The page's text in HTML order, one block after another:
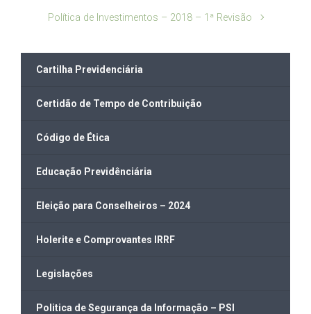
Política de Investimentos – 2018 – 1ª Revisão
Cartilha Previdenciária
Certidão de Tempo de Contribuição
Código de Ética
Educação Previdênciária
Eleição para Conselheiros – 2024
Holerite e Comprovantes IRRF
Legislações
Politica de Segurança da Informação – PSI